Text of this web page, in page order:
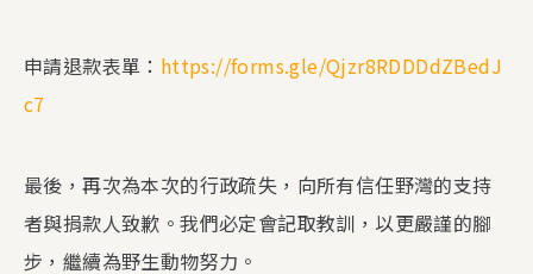
申請退款表單： https://forms.gle/Qjzr8RDDDdZBedJ
c7
最後，再次為本次的行政疏失，向所有信任野灣的支持
者與捐款人致歉。我們必定會記取教訓，以更嚴謹的腳
步，繼續為野生動物努力。